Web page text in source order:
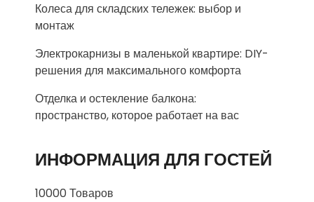
Колеса для складских тележек: выбор и
монтаж
Электрокарнизы в маленькой квартире: DIY-
решения для максимального комфорта
Отделка и остекление балкона:
пространство, которое работает на вас
ИНФОРМАЦИЯ ДЛЯ ГОСТЕЙ
10000 Товаров